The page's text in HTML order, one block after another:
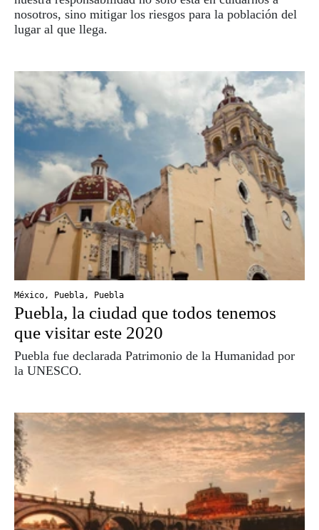
nosotros, sino mitigar los riesgos para la población del
lugar al que llega.
México, Puebla, Puebla
Puebla, la ciudad que todos tenemos
que visitar este 2020
Puebla fue declarada Patrimonio de la Humanidad por
la UNESCO.